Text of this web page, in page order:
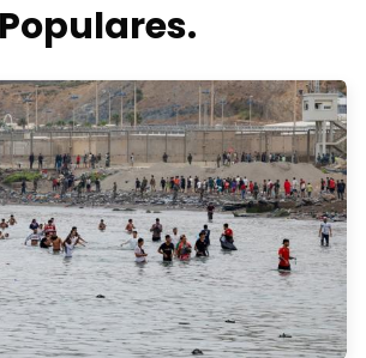
Populares.